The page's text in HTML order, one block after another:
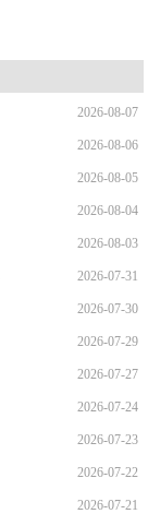
2026-08-07
2026-08-06
2026-08-05
2026-08-04
2026-08-03
2026-07-31
2026-07-30
2026-07-29
2026-07-27
2026-07-24
2026-07-23
2026-07-22
2026-07-21